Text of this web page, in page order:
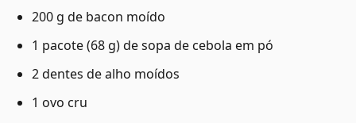
200 g de bacon moído
1 pacote (68 g) de sopa de cebola em pó
2 dentes de alho moídos
1 ovo cru